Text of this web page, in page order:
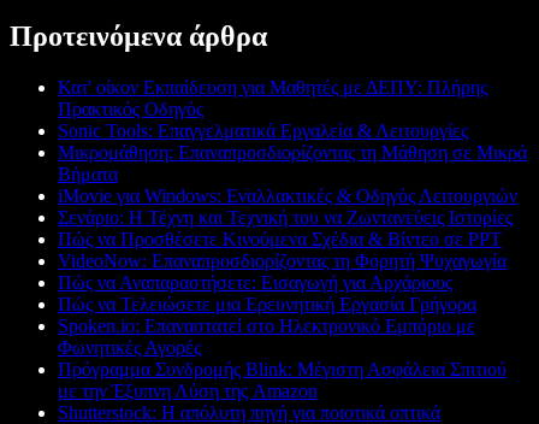
Προτεινόμενα άρθρα
Κατ' οίκον Εκπαίδευση για Μαθητές με ΔΕΠΥ: Πλήρης
Πρακτικός Οδηγός
Sonic Tools: Επαγγελματικά Εργαλεία & Λειτουργίες
Μικρομάθηση: Επαναπροσδιορίζοντας τη Μάθηση σε Μικρά
Βήματα
iMovie για Windows: Εναλλακτικές & Οδηγός Λειτουργιών
Σενάριο: Η Τέχνη και Τεχνική του να Ζωντανεύεις Ιστορίες
Πώς να Προσθέσετε Κινούμενα Σχέδια & Βίντεο σε PPT
VideoNow: Επαναπροσδιορίζοντας τη Φορητή Ψυχαγωγία
Πώς να Αναπαραστήσετε: Εισαγωγή για Αρχάριους
Πώς να Τελειώσετε μια Ερευνητική Εργασία Γρήγορα
Spoken.io: Επαναστατεί στο Ηλεκτρονικό Εμπόριο με
Φωνητικές Αγορές
Πρόγραμμα Συνδρομής Blink: Μέγιστη Ασφάλεια Σπιτιού
με την Έξυπνη Λύση της Amazon
Shutterstock: Η απόλυτη πηγή για ποιοτικά οπτικά